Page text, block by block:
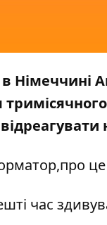
в Німеччині
про
час